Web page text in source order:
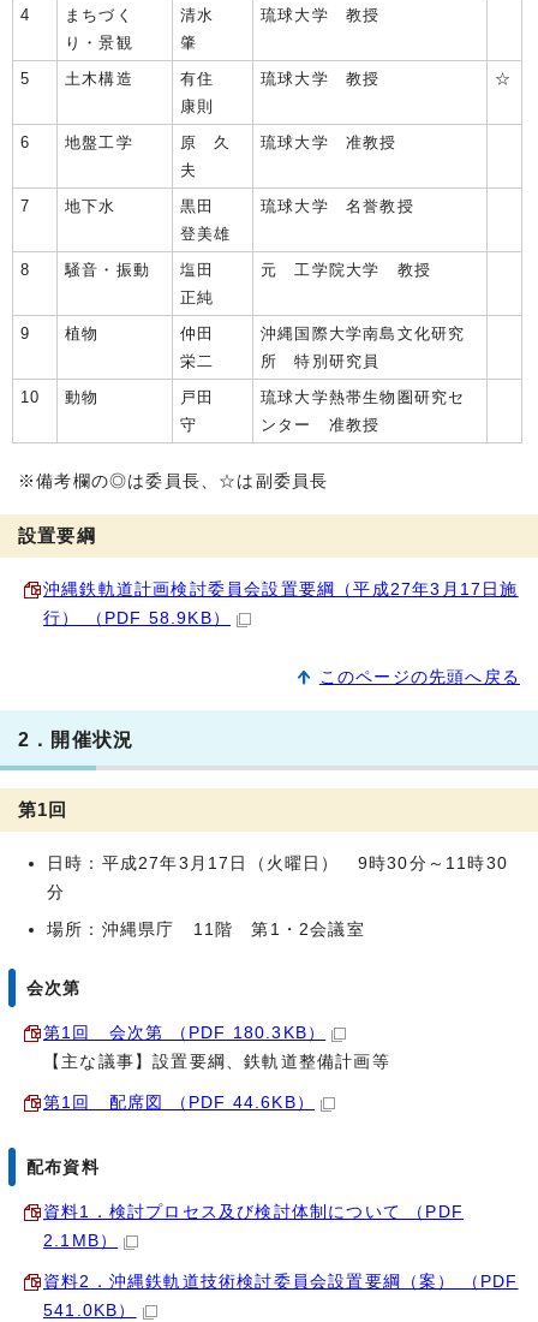
4
まちづく
り・景観
清水
肇
琉球大学 教授
5 土木構造
有住
康則
琉球大学 教授 ☆
6 地盤工学
原 久
夫
琉球大学 准教授
7 地下水
黒田
登美雄
琉球大学 名誉教授
8 騒音・振動
塩田
正純
元 工学院大学 教授
9 植物
仲田
栄二
沖縄国際大学南島文化研究
所 特別研究員
10
動物
戸田
守
琉球大学熱帯生物圏研究セ
ンター 准教授
※備考欄の◎は委員長、☆は副委員長
設置要綱
沖縄鉄軌道計画検討委員会設置要綱（平成27年3月17日施
行） （PDF 58.9KB）
このページの先頭へ戻る
2．開催状況
第1回
日時：平成27年3月17日（火曜日） 9時30分～11時30
分
場所：沖縄県庁 11階 第1・2会議室
会次第
第1回 会次第 （PDF 180.3KB）
【主な議事】設置要綱、鉄軌道整備計画等
第1回 配席図 （PDF 44.6KB）
配布資料
資料1．検討プロセス及び検討体制について （PDF
2.1MB）
資料2．沖縄鉄軌道技術検討委員会設置要綱（案） （PDF
541.0KB）